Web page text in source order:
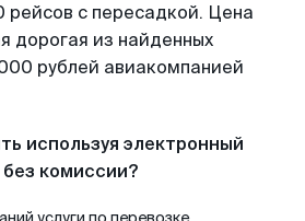
рейсов с пересадкой. Цена
дорогая из найденных
рублей авиакомпанией
используя электронный
комиссии?